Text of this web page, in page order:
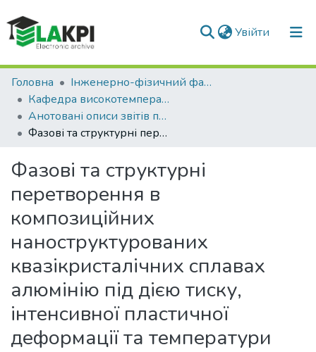
Увійти (current)
Фонди та зібрання
Пошук за критеріями
Статистика
Головна
Інженерно-фізичний факультет (ІФФ)
Кафедра високотемпературних матеріалів та порошкової металургії (ВМПМ ІФФ)
Анотовані описи звітів про НДР (ВМПМ ІФФ)
Фазові та структурні перетворення в композиційних наноструктурованих квазікристалічних сплавах алюмінію під дією тиску, інтенсивної пластичної деформації та температури
Фазові та структурні
перетворення в
композиційних
наноструктурованих
квазікристалічних сплавах
алюмінію під дією тиску,
інтенсивної пластичної
деформації та температури